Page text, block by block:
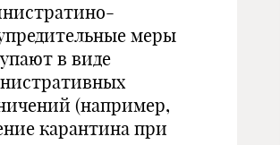
меры
в виде
(например,
карантина при